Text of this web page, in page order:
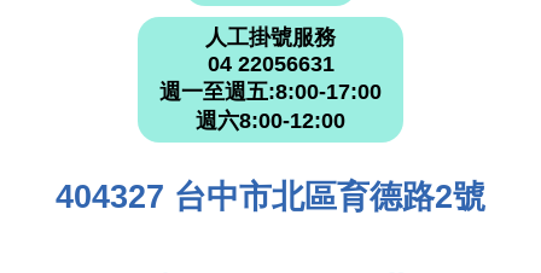
人工掛號服務
04 22056631
週一至週五:8:00-17:00
週六8:00-12:00
404327 台中市北區育德路2號